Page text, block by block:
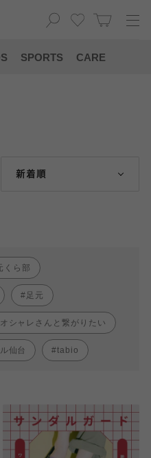
SPORTS CARE
新着順
くら部
足元
オシャレさんと繋がりたい
仙台 tabio